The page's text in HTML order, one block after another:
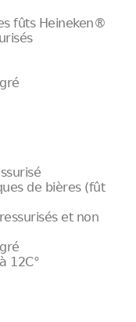
fûts Heineken®
de bières (fût
et non
12C°